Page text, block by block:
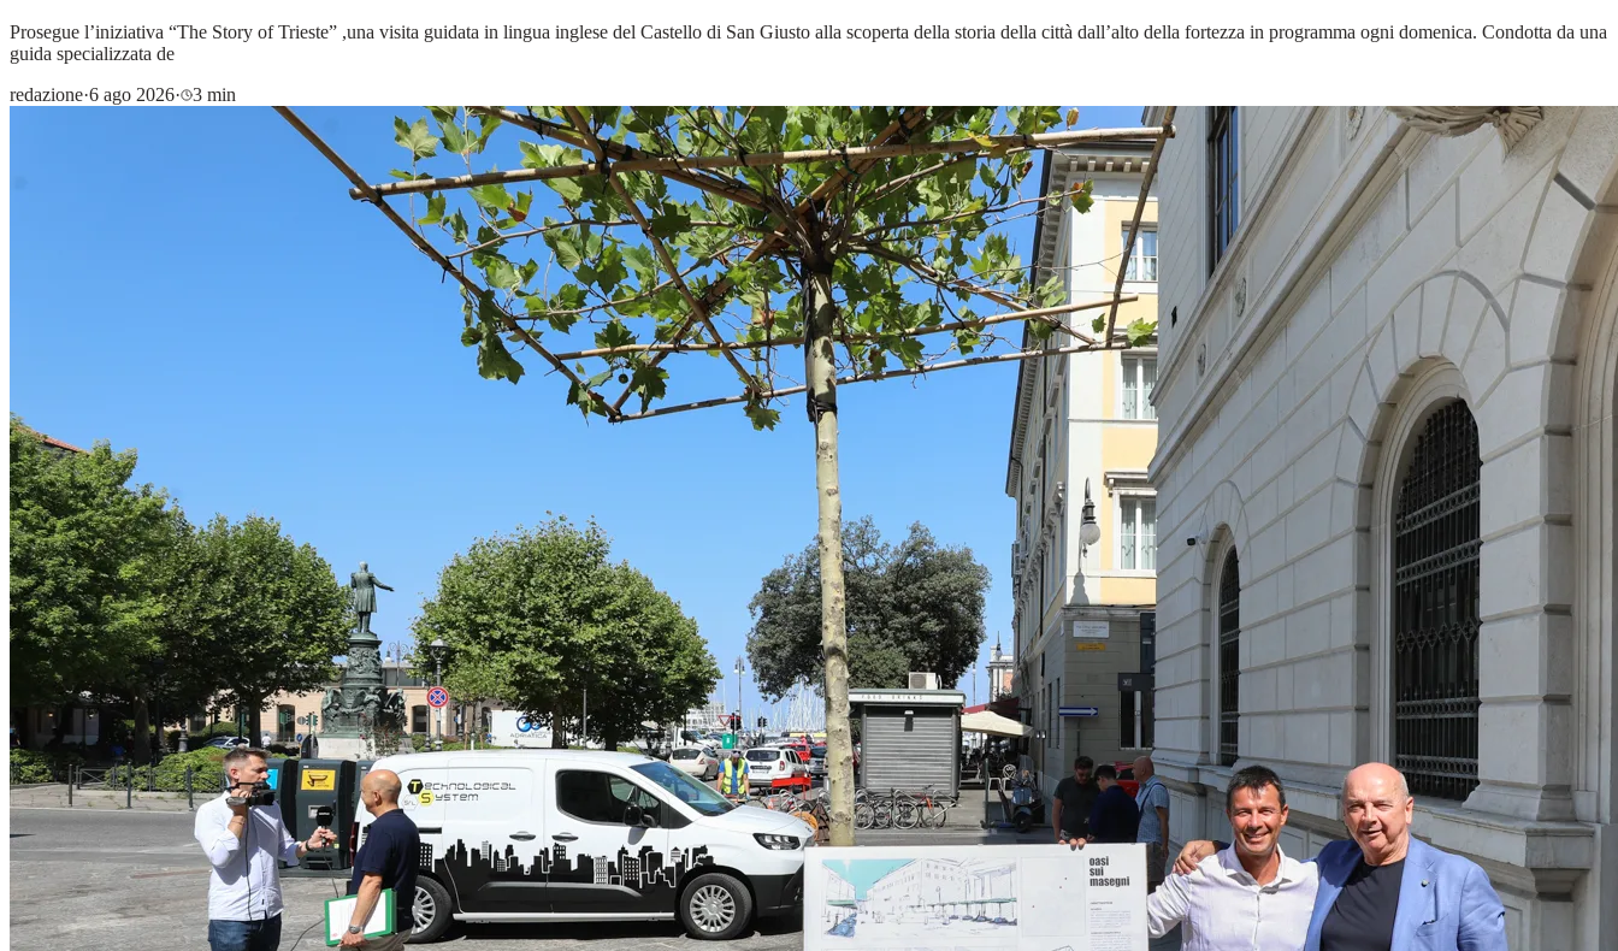
Prosegue l’iniziativa “The Story of Trieste” ,una visita guidata in lingua inglese del Castello di San Giusto alla scoperta della storia della città dall’alto della fortezza in programma ogni domenica. Condotta da una
guida specializzata de
redazione·6 ago 2026· 3 min